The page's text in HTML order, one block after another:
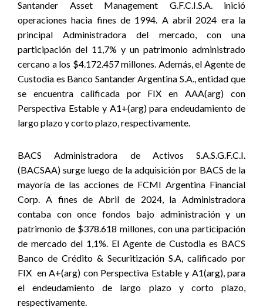
Santander Asset Management G.F.C.I.S.A. inició
operaciones hacia fines de 1994. A abril 2024 era la
principal Administradora del mercado, con una
participación del 11,7% y un patrimonio administrado
cercano a los $4.172.457 millones. Además, el Agente de
Custodia es Banco Santander Argentina S.A., entidad que
se encuentra calificada por FIX en AAA(arg) con
Perspectiva Estable y A1+(arg) para endeudamiento de
largo plazo y corto plazo, respectivamente.
BACS Administradora de Activos S.A.S.G.F.C.I.
(BACSAA) surge luego de la adquisición por BACS de la
mayoría de las acciones de FCMI Argentina Financial
Corp. A fines de Abril de 2024, la Administradora
contaba con once fondos bajo administración y un
patrimonio de $378.618 millones, con una participación
de mercado del 1,1%. El Agente de Custodia es BACS
Banco de Crédito & Securitización S.A, calificado por
FIX en A+(arg) con Perspectiva Estable y A1(arg), para
el endeudamiento de largo plazo y corto plazo,
respectivamente.